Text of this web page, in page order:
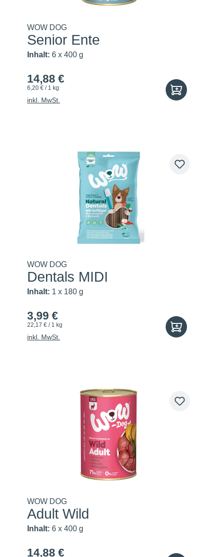
WOW DOG
Senior Ente
Inhalt: 6 x 400 g
14,88 €
6,20 € / 1 kg
inkl. MwSt.
WOW DOG
Dentals MIDI
Inhalt: 1 x 180 g
3,99 €
22,17 € / 1 kg
inkl. MwSt.
WOW DOG
Adult Wild
Inhalt: 6 x 400 g
14,88 €